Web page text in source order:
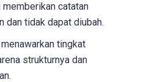
catatan
dan tidak dapat diubah.
tingkat
strukturnya dan